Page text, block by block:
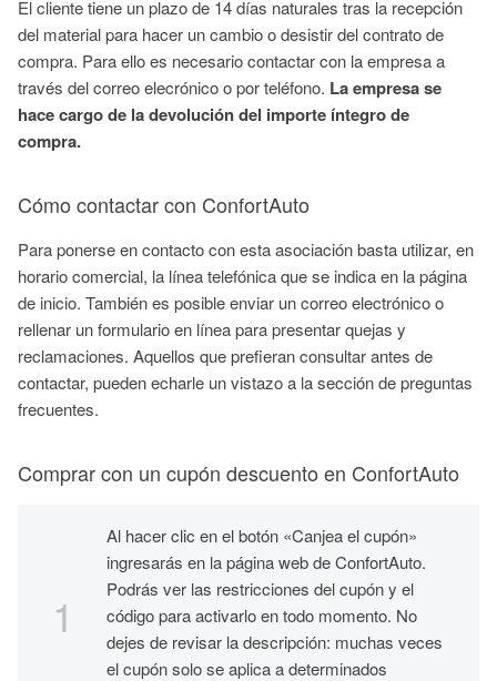
El cliente tiene un plazo de 14 días naturales tras la recepción
del material para hacer un cambio o desistir del contrato de
compra. Para ello es necesario contactar con la empresa a
través del correo elecrónico o por teléfono. La empresa se
hace cargo de la devolución del importe íntegro de
compra.
Cómo contactar con ConfortAuto
Para ponerse en contacto con esta asociación basta utilizar, en
horario comercial, la línea telefónica que se indica en la página
de inicio. También es posible enviar un correo electrónico o
rellenar un formulario en línea para presentar quejas y
reclamaciones. Aquellos que prefieran consultar antes de
contactar, pueden echarle un vistazo a la sección de preguntas
frecuentes.
Comprar con un cupón descuento en ConfortAuto
Al hacer clic en el botón «Canjea el cupón»
ingresarás en la página web de ConfortAuto.
Podrás ver las restricciones del cupón y el
código para activarlo en todo momento. No
dejes de revisar la descripción: muchas veces
el cupón solo se aplica a determinados